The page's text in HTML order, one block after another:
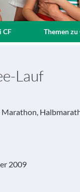
CF Themen zu
Lauf
Marathon,
2009